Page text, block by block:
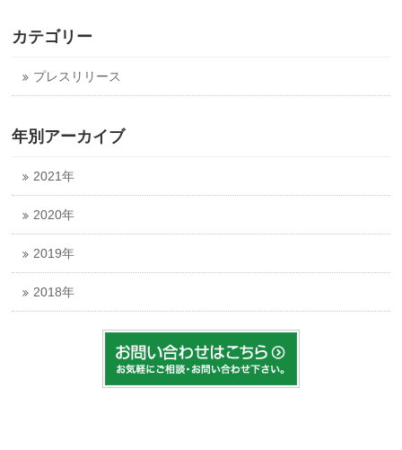
カテゴリー
プレスリリース
年別アーカイブ
2021年
2020年
2019年
2018年